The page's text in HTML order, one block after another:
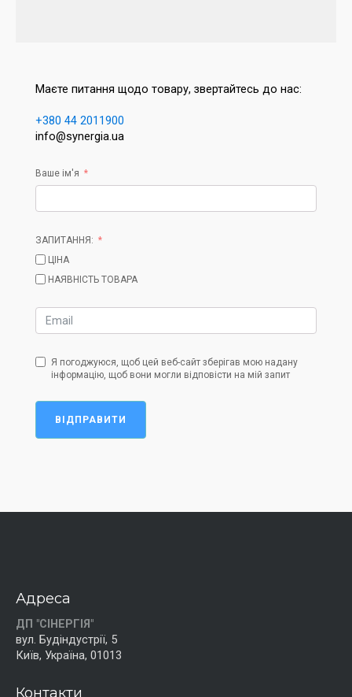
Маєте питання щодо товару, звертайтесь до нас:
+380 44 2011900
info@synergia.ua
Ваше ім'я
ЗАПИТАННЯ:
ЦІНА
НАЯВНІСТЬ ТОВАРА
Я погоджуюся, щоб цей веб-сайт зберігав мою надану
інформацію, щоб вони могли відповісти на мій запит
ВІДПРАВИТИ
Адреса
ДП "СІНЕРГІЯ"
вул. Будіндустрії, 5
Київ, Україна, 01013
Контакти